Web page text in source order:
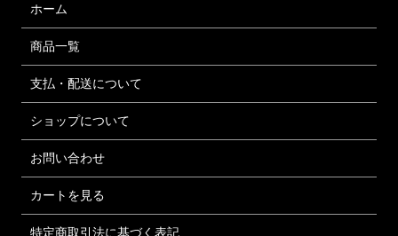
ホーム
商品一覧
支払・配送について
ショップについて
お問い合わせ
カートを見る
特定商取引法に基づく表記